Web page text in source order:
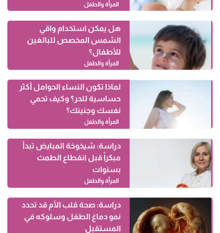
المرأة والطفل
هل يمكن استخدام واقي
الشمس المخصص للبالغين
للأطفال؟
المرأة والطفل
لماذا تكون النساء الحوامل أكثر
حساسية للحر؟ وكيف تحمي
نفسك وجنينك؟
المرأة والطفل
دراسة: شيخوخة المبايض تبدأ
مبكراً قبل انقطاع الطمث
بسنوات
المرأة والطفل
دراسة: صحة قلب الأم قد تحدد
نمو دماغ الطفل وسلوكه في
المستقبل